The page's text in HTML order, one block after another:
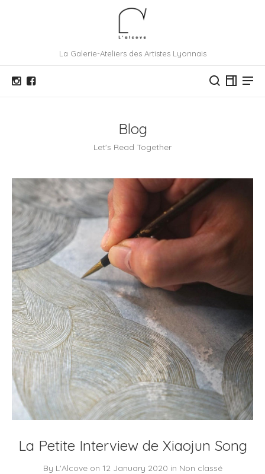
La Galerie-Ateliers des Artistes Lyonnais
Blog
Let's Read Together
La Petite Interview de Xiaojun Song
By L'Alcoveon 12 January 2020 in Non classé